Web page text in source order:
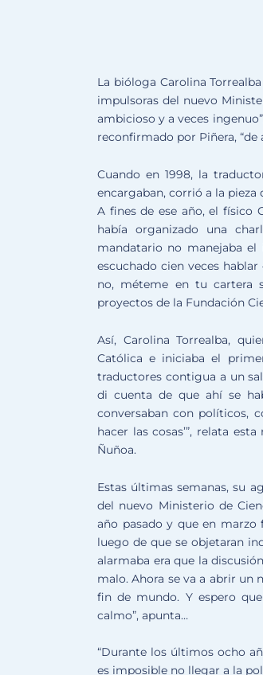
La bióloga Carolina
impulsoras del nuevo
ambicioso y a veces
reconfirmado por Piñera,
Cuando en 1998, la
encargaban, corrió a la pieza
A fines de ese año, el físico
había organizado una
mandatario no manejaba
escuchado cien veces
no, méteme en tu cartera
proyectos de la Fundación
Así, Carolina Torrealba,
Católica e iniciaba el
traductores contigua a un
di cuenta de que ahí se
conversaban con políticos,
hacer las cosas’”, relata
Ñuñoa.
Estas últimas semanas, su
del nuevo Ministerio de
año pasado y que en marzo
luego de que se objetaran
alarmaba era que la
malo. Ahora se va a abrir un
fin de mundo. Y espero
calmo”, apunta…
“Durante los últimos ocho
es imposible no llegar a la